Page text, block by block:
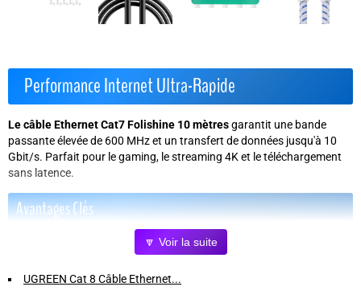
Performance Internet Ultra-Rapide
Le câble Ethernet Cat7 Folishine 10 mètresgarantit une bande
passante élevée de 600 MHz et un transfert de données jusqu'à 10
Gbit/s. Parfait pour le gaming, le streaming 4K et le téléchargement
sans latence.
Avantages Clés
Transmission haute vitesse: dépasse largement les
Connecteur RJ45 plaqué or: cuivre pur épaissi pour une meilleure
🔽 Voir la suite
UGREEN Cat 8 Câble Ethernet...